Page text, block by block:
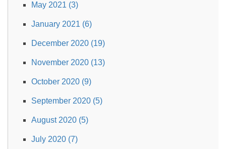
May 2021 (3)
January 2021 (6)
December 2020 (19)
November 2020 (13)
October 2020 (9)
September 2020 (5)
August 2020 (5)
July 2020 (7)